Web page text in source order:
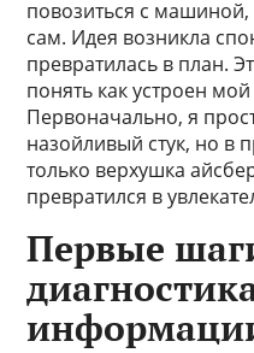
повозиться с
сам. Идея возникла
превратилась в план.
понять как устроен
Первоначально, я
назойливый стук, но в
только верхушка
превратился в
Первые